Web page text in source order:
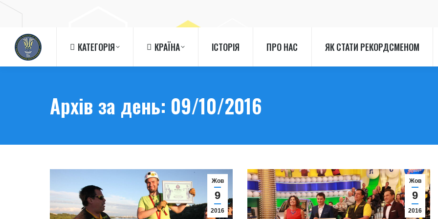
КАТЕГОРІЯ КРАЇНА ІСТОРІЯ ПРО НАС ЯК СТАТИ РЕКОРДСМЕНОМ
Архів за день: 09/10/2016
Жов
9
2016
Жов
9
2016